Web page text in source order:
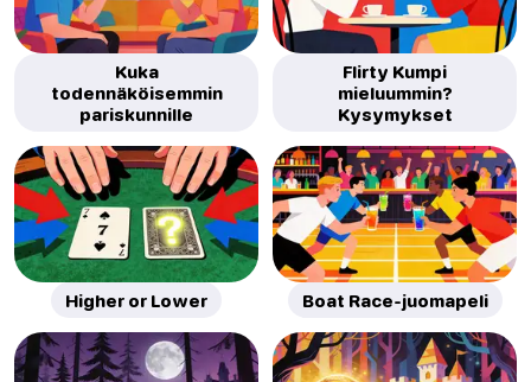
Kuka
todennäköisemmin
pariskunnille
Flirty Kumpi
mieluummin?
Kysymykset
Higher or Lower Boat Race-juomapeli